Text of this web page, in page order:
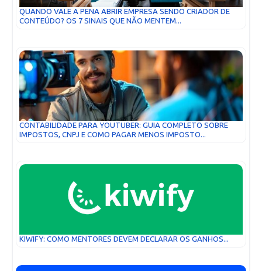
QUANDO VALE A PENA ABRIR EMPRESA SENDO CRIADOR DE
CONTEÚDO? OS 7 SINAIS QUE NÃO MENTEM...
CONTABILIDADE PARA YOUTUBER: GUIA COMPLETO SOBRE
IMPOSTOS, CNPJ E COMO PAGAR MENOS IMPOSTO...
KIWIFY: COMO MENTORES DEVEM DECLARAR OS GANHOS...